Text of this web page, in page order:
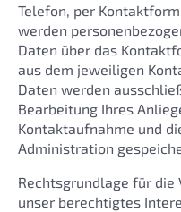
Telefon, per
werden
Daten über das
aus dem jeweiligen
Daten werden
Bearbeitung Ihres
Kontaktaufnahme und
Administration
Rechtsgrundlage für
unser berechtigtes